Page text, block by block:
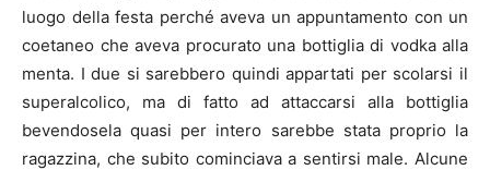
luogo della festa perché aveva un appuntamento con un
coetaneo che aveva procurato una bottiglia di vodka alla
menta. I due si sarebbero quindi appartati per scolarsi il
superalcolico, ma di fatto ad attaccarsi alla bottiglia
bevendosela quasi per intero sarebbe stata proprio la
ragazzina, che subito cominciava a sentirsi male. Alcune